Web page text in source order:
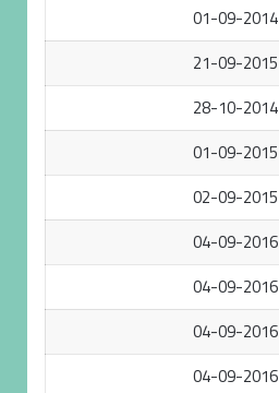
01-09-2014
21-09-2015
28-10-2014
01-09-2015
02-09-2015
04-09-2016
04-09-2016
04-09-2016
04-09-2016